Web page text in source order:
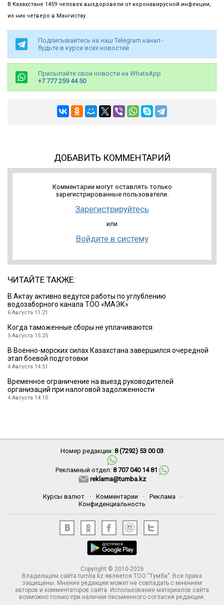
В Казахстане 1459 человек выздоровели от коронавирусной инфекции,
из них четверо в Мангистау.
Подписывайтесь на наш Telegram канал -
будьте в курсе всех новостей
Присылайте свои новости на WhatsApp
+7 777 259 44 50
ДОБАВИТЬ КОММЕНТАРИЙ
Комментарии могут оставлять только
зарегистрированные пользователи.
Зарегистрируйтесь
или
Войдите в систему
ЧИТАЙТЕ ТАКЖЕ:
В Актау активно ведутся работы по углублению
водозаборного канала ТОО «МАЭК»
6 Августа 11:21
Когда таможенные сборы не уплачиваются
5 Августа 15:25
В Военно-морских силах Казахстана завершился очередной
этап боевой подготовки
4 Августа 14:51
Временное ограничение на выезд руководителей
организаций при налоговой задолженности
4 Августа 14:10
Номер редакции: 8 (7292) 53 00 03
Рекламный отдел: 8 707 040 14 81
reklama@tumba.kz
Курсы валют · Комментарии · Реклама
·
Конфиденциальность
Copyright © 2010-2026
Владельцем сайта tumba.kz является ТОО "Тумба". Все права
защищены. Мнение редакции может не совпадать с мнением
авторов и комментаторов сайта. Использование материалов сайта
возможно только при наличии письменного согласия редакции.